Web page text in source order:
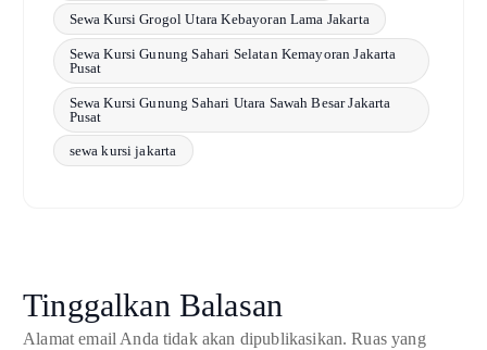
Sewa Kursi Grogol Utara Kebayoran Lama Jakarta
Sewa Kursi Gunung Sahari Selatan Kemayoran Jakarta
Pusat
Sewa Kursi Gunung Sahari Utara Sawah Besar Jakarta
Pusat
sewa kursi jakarta
Tinggalkan Balasan
Alamat email Anda tidak akan dipublikasikan. Ruas yang